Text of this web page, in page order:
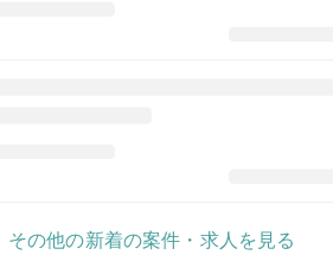
その他の新着の案件・求人を見る